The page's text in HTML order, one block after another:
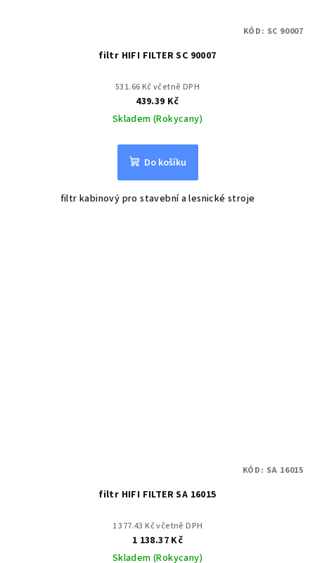
filtr HIFI FILTER SC 90007
531.66 Kč včetně DPH
439.39 Kč
Skladem (Rokycany)
Do košíku
filtr kabinový pro stavební a lesnické stroje
KÓD: SC 90007
filtr HIFI FILTER SA 16015
1 377.43 Kč včetně DPH
1 138.37 Kč
Skladem (Rokycany)
KÓD: SA 16015